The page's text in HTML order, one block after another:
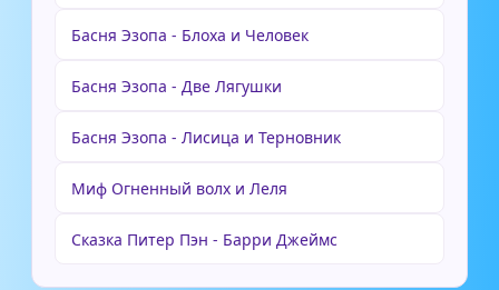
Басня Эзопа - Блоха и Человек
Басня Эзопа - Две Лягушки
Басня Эзопа - Лисица и Терновник
Миф Огненный волх и Леля
Сказка Питер Пэн - Барри Джеймс